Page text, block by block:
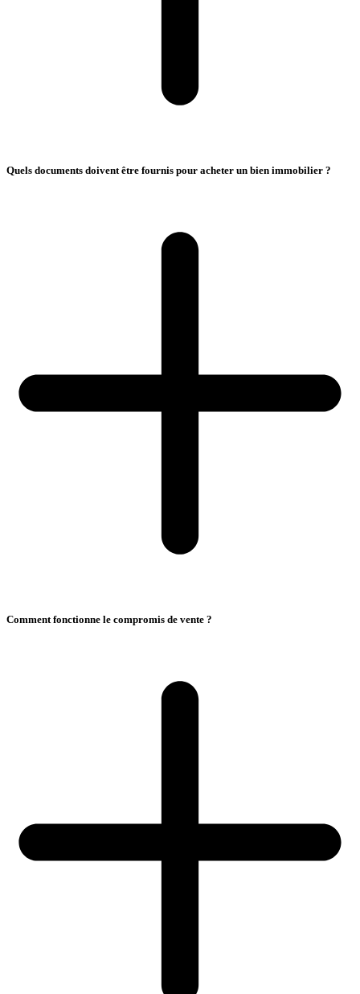
Quels documents doivent être fournis pour acheter un bien immobilier ?
Comment fonctionne le compromis de vente ?